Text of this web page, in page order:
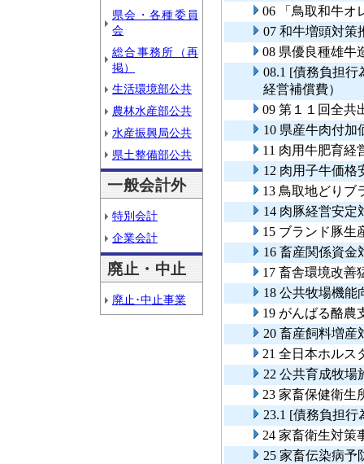
県会・各種委員
会
総合事務所（再
掲）
生活環境部公共
農林水産部公共
水産振興局公共
県土整備部公共
一般会計外
特別会計
企業会計
廃止・中止
廃止･中止事業
06 「鳥取和牛オ
07 和牛増頭対策
08 県優良種雄牛
08.1 [債務負担
経営補償費）
09 第１１回全共
10 県産牛肉付加
11 肉用牛肥育経
12 肉用子牛価格
13 鳥取地どりブ
14 肉豚経営安定
15 ブランド豚生
16 畜産関係資金
17 畜舎環境改善
18 公共牧場機能
19 がんばる酪農
20 畜産飼料増産
21 全日本ホルス
22 公共育成牧場
23 家畜保健衛生
23.1 [債務負担
24 家畜衛生対策
25 家畜伝染病予